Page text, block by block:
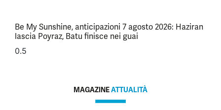
Be My Sunshine, anticipazioni 7 agosto 2026: Haziran
lascia Poyraz, Batu finisce nei guai
MAGAZINEATTUALITÀ